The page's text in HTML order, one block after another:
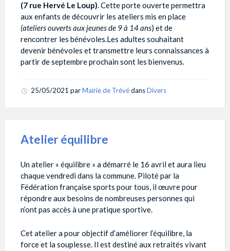
(7 rue Hervé Le Loup). Cette porte ouverte permettra
aux enfants de découvrir les ateliers mis en place
(ateliers ouverts aux jeunes de 9 à 14 ans) et de
rencontrer les bénévoles.Les adultes souhaitant
devenir bénévoles et transmettre leurs connaissances à
partir de septembre prochain sont les bienvenus.
25/05/2021 parMairie de TrévédansDivers
Atelier équilibre
Un atelier « équilibre » a démarré le 16 avril et aura lieu
chaque vendredi dans la commune. Piloté par la
Fédération française sports pour tous, il œuvre pour
répondre aux besoins de nombreuses personnes qui
n’ont pas accès à une pratique sportive.
Cet atelier a pour objectif d’améliorer l’équilibre, la
force et la souplesse. Il est destiné aux retraités vivant